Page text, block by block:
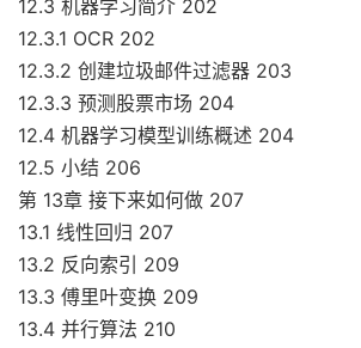
12.3 机器学习简介 202
12.3.1 OCR 202
12.3.2 创建垃圾邮件过滤器 203
12.3.3 预测股票市场 204
12.4 机器学习模型训练概述 204
12.5 小结 206
第 13章 接下来如何做 207
13.1 线性回归 207
13.2 反向索引 209
13.3 傅里叶变换 209
13.4 并行算法 210